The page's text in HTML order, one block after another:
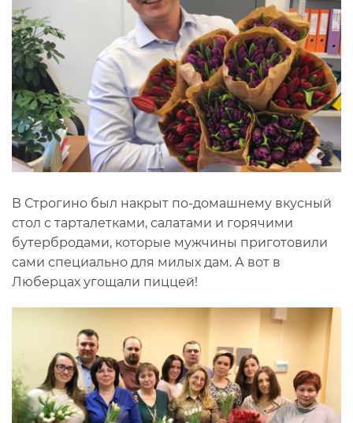
В Строгино был накрыт по-домашнему вкусный
стол с тарталетками, салатами и горячими
бутербродами, которые мужчины приготовили
сами специально для милых дам. А вот в
Люберцах угощали пиццей!